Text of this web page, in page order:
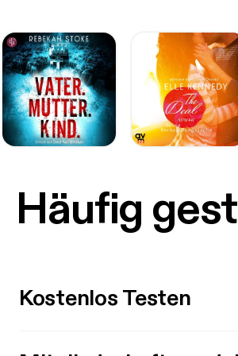
Häufig
Kostenlos Testen